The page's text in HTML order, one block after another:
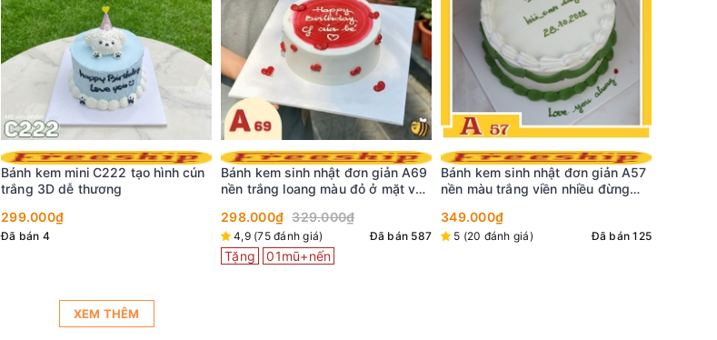
Bánh kem sinh nhật đơn giản A69
nền trắng loang màu đỏ ở mặt vẽ
298.000₫
4,9 (75 đánh giá)
Bánh kem sinh nhật đơn giản A57
nền màu trắng viền nhiều đừng
349.000₫
5 (20 đánh giá) Đã bán 125
Bánh kem sinh nhật đơn giản A55
nền hồng vẽ quả đào kiểu Hàn
298.000₫
5 (13 đánh giá) Đã bán 124
XEM THÊM